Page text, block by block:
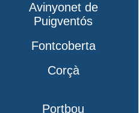
Avinyonet de
Puigventós
Fontcoberta
Corçà
Portbou